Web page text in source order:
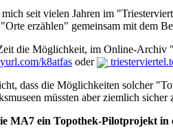
seit vielen Jahren im
erzählen" gemeinsam mit dem
die Möglichkeit, im Online-Archiv
k8atfas oder
dass die Möglichkeiten solcher
müssten aber ziemlich
MA7 ein Topothek-Pilotprojekt